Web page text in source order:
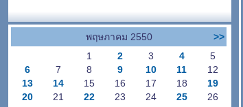
พฤษภาคม 2550
>>
1
2 3 4
5
6
7 8 9 10 11
12
13
14 15 16 17 18
19
20
21 22 23 24 25
26